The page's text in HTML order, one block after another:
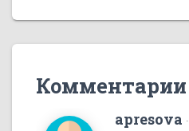
Комментарии
apresova ·